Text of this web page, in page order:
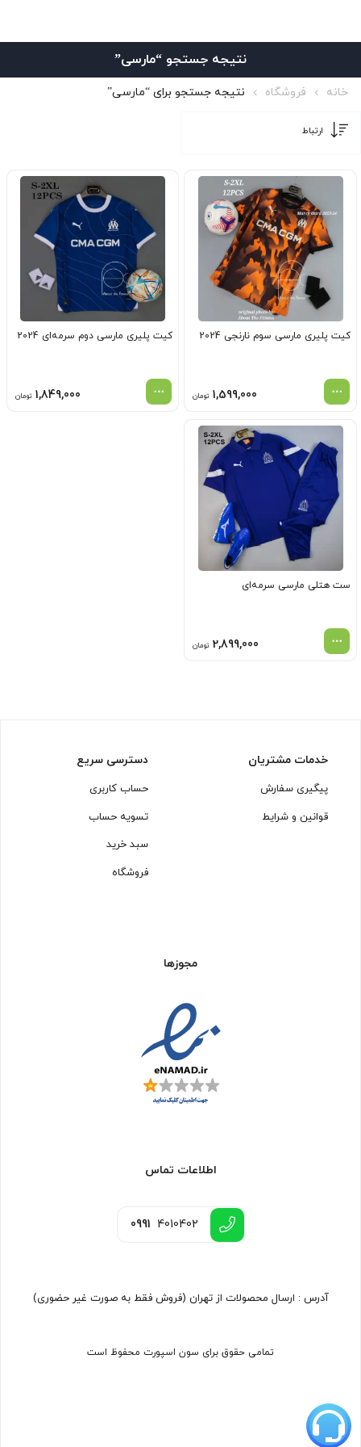
نتیجه جستجو “مارسی”
خانه فروشگاه نتیجه جستجو برای “مارسی”
کیت پلیری مارسی سوم نارنجی 2024
1,599,000 تومان
کیت پلیری مارسی دوم سرمه‌ای 2024
1,849,000 تومان
ست هتلی مارسی سرمه‌ای
2,899,000 تومان
خدمات مشتریان
پیگیری سفارش
قوانین و شرایط
دسترسی سریع
حساب کاربری
تسویه حساب
سبد خرید
فروشگاه
مجوزها
اطلاعات تماس
0991 4010402
آدرس : ارسال محصولات از تهران (فروش فقط به صورت غیر حضوری)
تمامی حقوق برای سون اسپورت محفوظ است